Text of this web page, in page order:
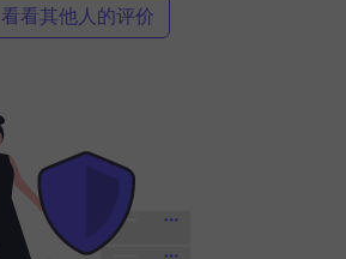
看看其他人的评价